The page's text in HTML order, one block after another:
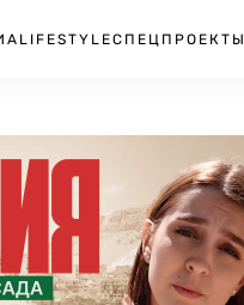
LIFESTYLEСПЕЦПРОЕКТЫ